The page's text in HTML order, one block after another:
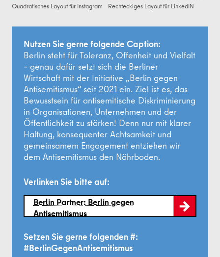
Quadratisches Layout für Instagram Rechteckiges Layout für LinkedIN
Nutzen Sie gerne folgende Caption:
Berlin steht für Toleranz, Offenheit und Vielfalt
– genau dafür setzt sich die Berliner
Wirtschaft mit der Initiative „Berlin gegen
Antisemitismus“ seit 2021 ein. Ziel ist es, das
Bewusstsein für antisemitische Diskriminierung
in Organisationen, Unternehmen und der
Öffentlichkeit zu stärken! Denn nur mit klarer
Haltung, konsequenter Achtsamkeit und
gemeinsamem Engagement entziehen wir
dem Antisemitismus den Nährboden.
Verlinken Sie bitte auf:
Berlin Partner: Berlin gegen
Antisemitismus
Setzen Sie gerne folgenden #:
#BerlinGegenAntisemitismus